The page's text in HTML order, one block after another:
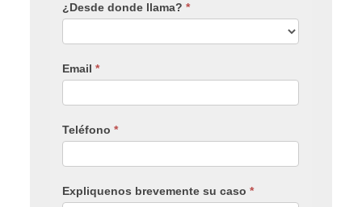
¿Desde donde llama?*
Email*
Teléfono*
Expliquenos brevemente su caso*